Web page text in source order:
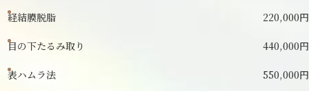
経結膜脱脂 220,000円
目の下たるみ取り 440,000円
表ハムラ法 550,000円